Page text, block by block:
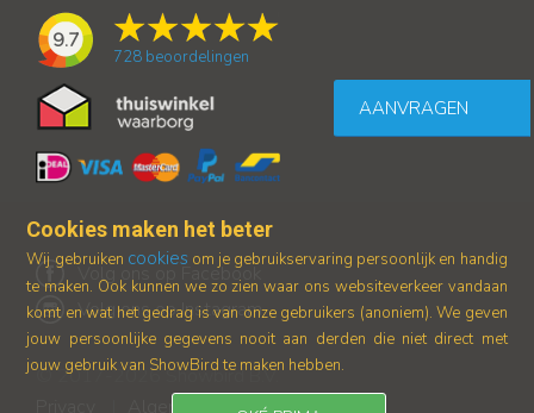
AANVRAGEN
9.7
728 beoordelingen
© 2017-2026 Showbird B.V.
Algemene voorwaarden
Volg ons op Facebook
Volg ons op Instagram
Cookies maken het beter
Wij gebruiken cookies om je gebruikservaring persoonlijk en handig
te maken. Ook kunnen we zo zien waar ons websiteverkeer vandaan
komt en wat het gedrag is van onze gebruikers (anoniem). We geven
jouw persoonlijke gegevens nooit aan derden die niet direct met
jouw gebruik van ShowBird te maken hebben.